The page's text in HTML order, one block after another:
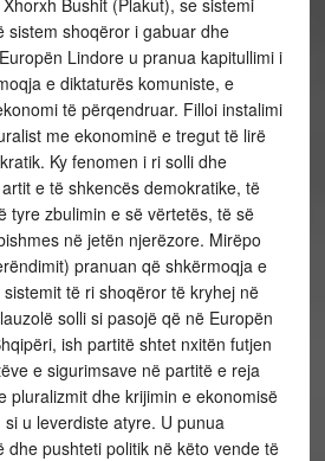
Bushit (Plakut), se sistemi
sistem shoqëror i gabuar dhe
Lindore u pranua kapitullimi i
e diktaturës komuniste, e
të përqendruar. Filloi instalimi
me ekonominë e tregut të lirë
Ky fenomen i ri solli dhe
e të shkencës demokratike, të
tyre zbulimin e së vërtetës, të së
në jetën njerëzore. Mirëpo
pranuan që shkërmoqja e
të ri shoqëror të kryhej në
solli si pasojë që në Europën
ish partitë shtet nxitën futjen
e sigurimsave në partitë e reja
pluralizmit dhe krijimin e ekonomisë
u leverdiste atyre. U punua
dhe pushteti politik në këto vende të